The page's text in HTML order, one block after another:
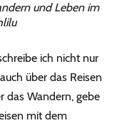
und Leben im
ich nicht nur
über das Reisen
das Wandern, gebe
mit dem